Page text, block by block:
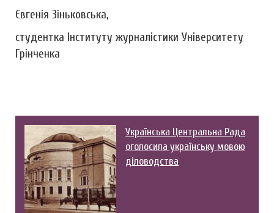
Євгенія Зіньковська,
студентка Інституту журналістики Університету
Грінченка
Українська Центральна Рада
оголосила українську мовою
діловодства